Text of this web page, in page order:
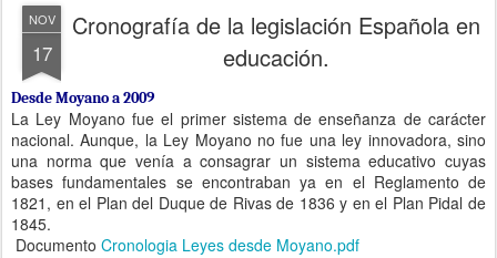
NOV
17
Cronografía de la legislación Española en
educación.
Desde Moyano a 2009
La Ley Moyano fue el primer sistema de enseñanza de carácter
nacional. Aunque, la Ley Moyano no fue una ley innovadora, sino
una norma que venía a consagrar un sistema educativo cuyas
bases fundamentales se encontraban ya en el Reglamento de
1821, en el Plan del Duque de Rivas de 1836 y en el Plan Pidal de
1845.
Documento Cronologia Leyes desde Moyano.pdf